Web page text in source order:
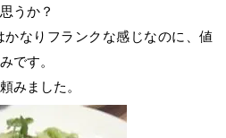
うか？
なりフランクな感じなのに、値
です。
みました。